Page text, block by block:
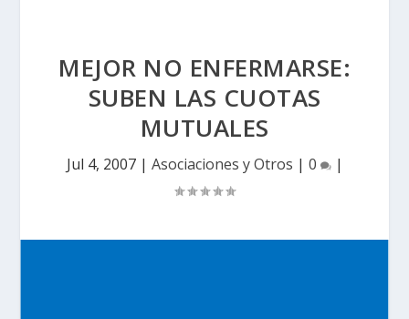
MEJOR NO ENFERMARSE:
SUBEN LAS CUOTAS
MUTUALES
Jul 4, 2007| Asociaciones y Otros | 0 |